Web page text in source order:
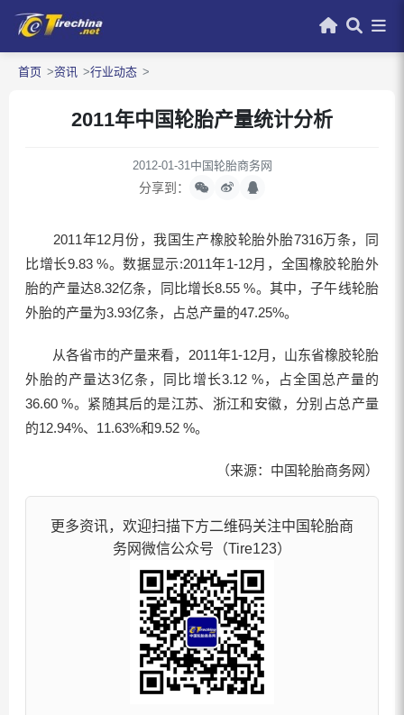
首页 资讯 行业动态
2011年中国轮胎产量统计分析
2012-01-31中国轮胎商务网
分享到：
2011年12月份，我国生产橡胶轮胎外胎7316万条，同
比增长9.83 %。数据显示:2011年1-12月，全国橡胶轮胎外
胎的产量达8.32亿条，同比增长8.55 %。其中，子午线轮胎
外胎的产量为3.93亿条，占总产量的47.25%。
从各省市的产量来看，2011年1-12月，山东省橡胶轮胎
外胎的产量达3亿条，同比增长3.12 %，占全国总产量的
36.60 %。紧随其后的是江苏、浙江和安徽，分别占总产量
的12.94%、11.63%和9.52 %。
（来源：中国轮胎商务网）
更多资讯，欢迎扫描下方二维码关注中国轮胎商
务网微信公众号（Tire123）